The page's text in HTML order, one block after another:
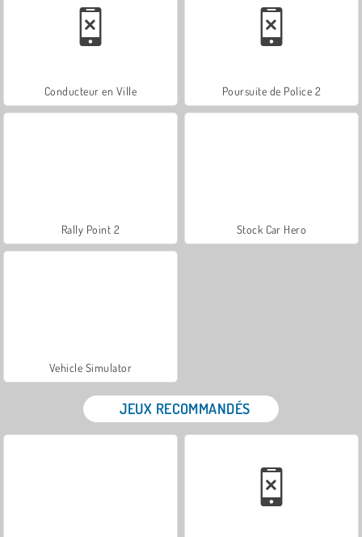
Conducteur en Ville Poursuite de Police 2
Rally Point 2 Stock Car Hero
Vehicle Simulator
JEUX RECOMMANDÉS